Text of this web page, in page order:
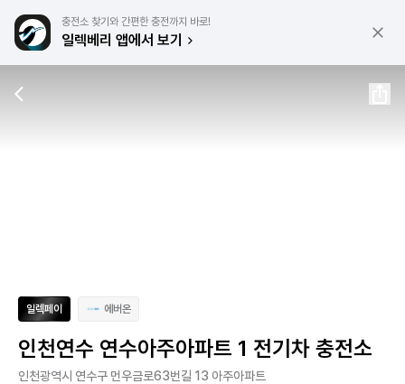
충전소 찾기와 간편한 충전까지 바로!
일렉베리 앱에서 보기
일렉페이 에버온
인천연수 연수아주아파트 1 전기차 충전소
인천광역시 연수구 먼우금로63번길 13 아주아파트